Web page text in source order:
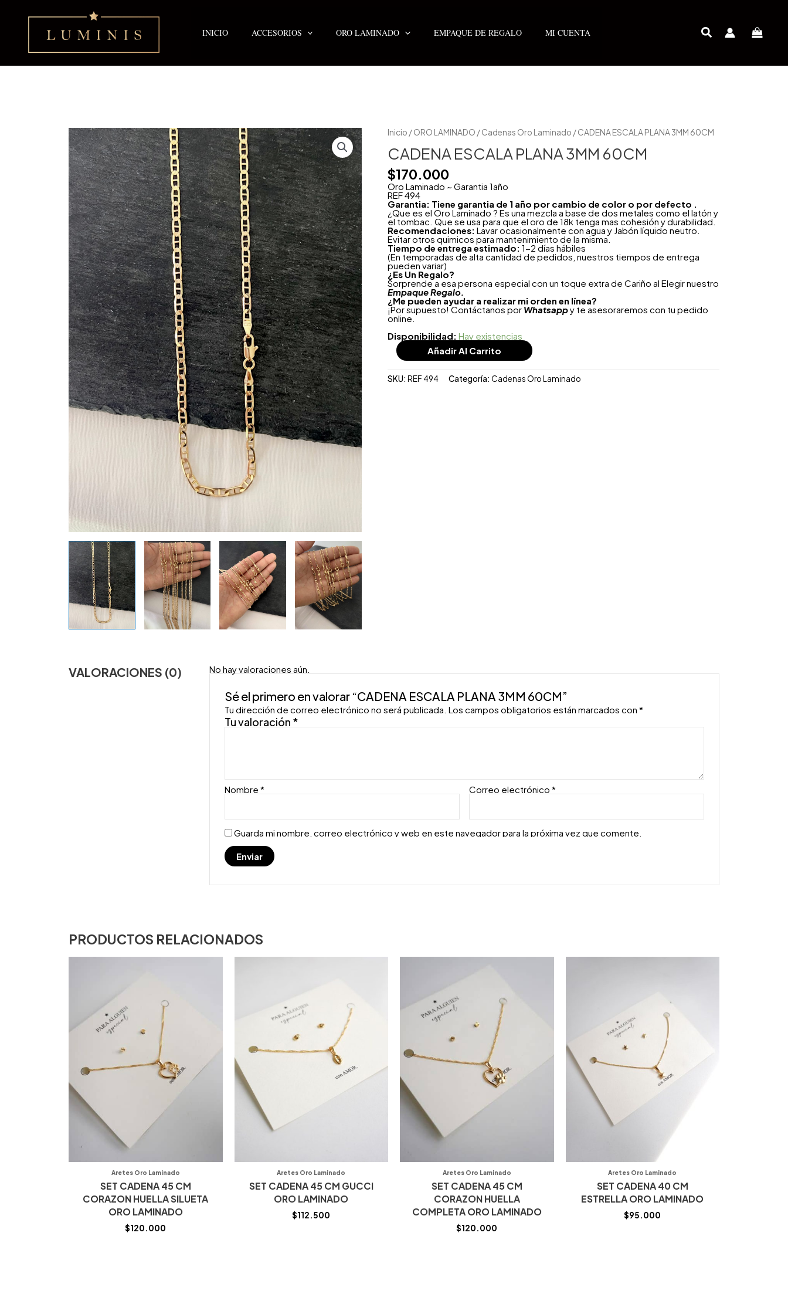
contenido
INICIO
ACCESORIOS ORO LAMINADO EMPAQUE DE REGALO MI CUENTA
Inicio /ORO LAMINADO /Cadenas Oro Laminado / CADENA ESCALA PLANA 3MM 60CM
CADENA ESCALA PLANA 3MM 60CM
$170.000
Oro Laminado ~ Garantia 1año
REF 494
Garantia: Tiene garantia de 1 año por cambio de color o por defecto .
¿Que es el Oro Laminado ? Es una mezcla a base de dos metales como el latón y
el tombac. Que se usa para que el oro de 18k tenga mas cohesión y durabilidad.
Recomendaciones: Lavar ocasionalmente con agua y Jabón líquido neutro.
Evitar otros quimicos para mantenimiento de la misma.
Tiempo de entrega estimado: 1-2 días hábiles
(En temporadas de alta cantidad de pedidos, nuestros tiempos de entrega
pueden variar)
¿ Es Un Regalo?
Sorprende a esa persona especial con un toque extra de Cariño al Elegir nuestro
Empaque Regalo.
¿Me pueden ayudar a realizar mi orden en línea?
¡Por supuesto! Contáctanos por Whatsappy te asesoraremos con tu pedido
online.
Disponibilidad: Hay existencias
CADENA
ESCALA
PLANA
3MM
60CM
cantidad
Añadir Al Carrito
SKU: REF 494 Categoría: Cadenas Oro Laminado
VALORACIONES (0) No hay valoraciones aún.
Sé el primero en valorar “CADENA ESCALA PLANA 3MM 60CM”
Tu dirección de correo electrónico no será publicada. Los campos obligatorios están marcados con*
Tu valoración *
Nombre* Correo electrónico*
Guarda mi nombre, correo electrónico y web en este navegador para la próxima vez que comente.
PRODUCTOS RELACIONADOS
Aretes Oro Laminado
SET CADENA 45 CM
CORAZON HUELLA SILUETA
ORO LAMINADO
$120.000
Aretes Oro Laminado
SET CADENA 45 CM GUCCI
ORO LAMINADO
$112.500
Aretes Oro Laminado
SET CADENA 45 CM
CORAZON HUELLA
COMPLETA ORO LAMINADO
$120.000
Aretes Oro Laminado
SET CADENA 40 CM
ESTRELLA ORO LAMINADO
$95.000